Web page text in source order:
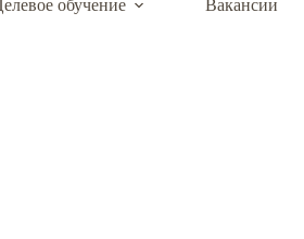
обучение Вакансии